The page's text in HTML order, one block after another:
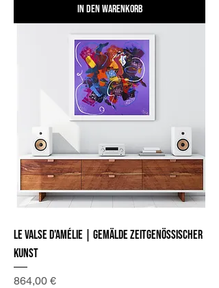
In den Warenkorb
Le Valse d'Amélie | Gemälde zeitgenössischer
Kunst
Preis
864,00 €